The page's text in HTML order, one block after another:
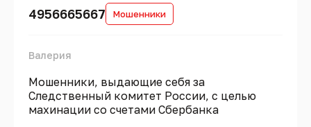
4956665667 Мошенники
Валерия
Мошенники, выдающие себя за
Следственный комитет России, с целью
махинации со счетами Сбербанка